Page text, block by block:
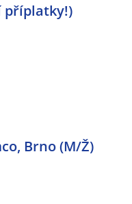
příplatky!)
Brno (M/Ž)